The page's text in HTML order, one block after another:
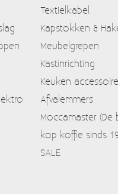
Textielkabel
Kapstokken &
Meubelgrepen
Kastinrichting
Keuken
Afvalemmers
Moccamaster (De
kop koffie sinds
SALE